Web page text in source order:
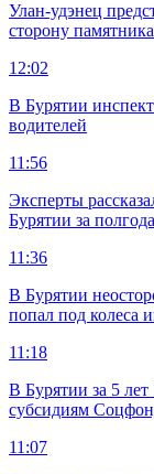
Улан-удэнец
сторону
12:02
В Бурятии
водителей
11:56
Эксперты
Бурятии за полгода
11:36
В Бурятии
попал под колеса
11:18
В Бурятии за 5 лет
субсидиям
11:07